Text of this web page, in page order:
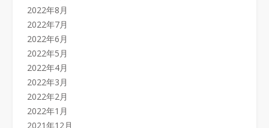
2022年8月
2022年7月
2022年6月
2022年5月
2022年4月
2022年3月
2022年2月
2022年1月
2021年12月